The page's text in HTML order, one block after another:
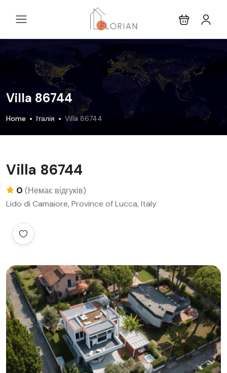
Villa 86744
Home Італія Villa 86744
Villa 86744
0 (Немає відгуків)
Lido di Camaiore, Province of Lucca, Italy